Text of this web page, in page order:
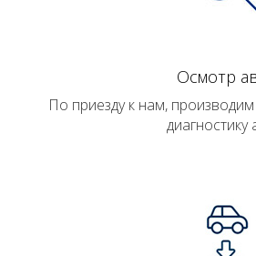
Осмотр
По приезду к нам,
диагностику